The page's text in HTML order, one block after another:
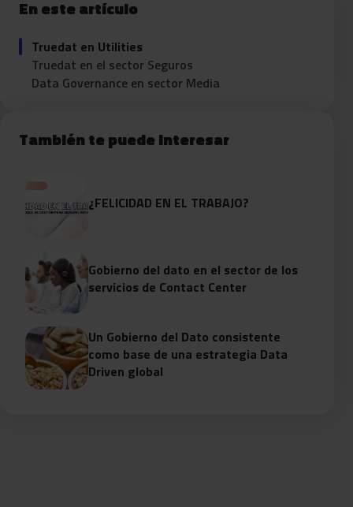
En este artículo
Truedat en Utilities
Truedat en el sector Seguros
Data Governance en sector Media
También te puede interesar
¿FELICIDAD EN EL TRABAJO?
Gobierno del dato en el sector de los
servicios de Contact Center
Un Gobierno del Dato consistente
como base de una estrategia Data
Driven global